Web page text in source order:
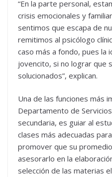
“En la parte personal,
crisis emocionales y
sentimos que escapa de
remitimos al psicólogo
caso más a fondo, pues la
jovencito, si no lograr que
solucionados”, explican.
Una de las funciones más
Departamento de
secundaria, es guiar al
clases más adecuadas
promover que su
asesorarlo en la
selección de las materias